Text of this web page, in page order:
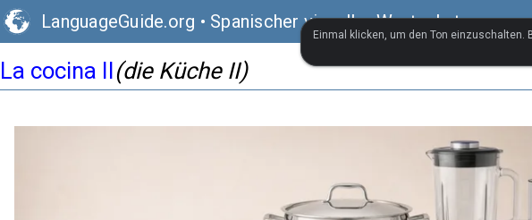
LanguageGuide.org • Spanischer visueller Wortschatz
La cocina II(die Küche II)
Einmal klicken, um den Ton einzuschalten.